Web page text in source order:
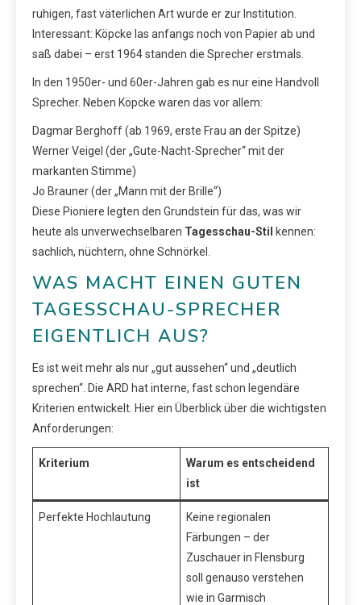
ruhigen, fast väterlichen Art wurde er zur Institution.
Interessant: Köpcke las anfangs noch von Papier ab und
saß dabei – erst 1964 standen die Sprecher erstmals.
In den 1950er- und 60er-Jahren gab es nur eine Handvoll
Sprecher. Neben Köpcke waren das vor allem:
Dagmar Berghoff (ab 1969, erste Frau an der Spitze)
Werner Veigel (der „Gute-Nacht-Sprecher“ mit der
markanten Stimme)
Jo Brauner (der „Mann mit der Brille“)
Diese Pioniere legten den Grundstein für das, was wir
heute als unverwechselbaren Tagesschau-Stil
kennen:
sachlich, nüchtern, ohne Schnörkel.
WAS MACHT EINEN GUTEN
TAGESSCHAU-SPRECHER
EIGENTLICH AUS?
Es ist weit mehr als nur „gut aussehen“ und „deutlich
sprechen“. Die ARD hat interne, fast schon legendäre
Kriterien entwickelt. Hier ein Überblick über die wichtigsten
Anforderungen:
Kriterium
Warum es entscheidend
ist
Perfekte Hochlautung
Keine regionalen
Färbungen – der
Zuschauer in Flensburg
soll genauso verstehen
wie in Garmisch